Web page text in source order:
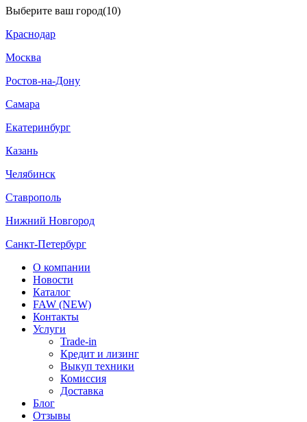
Выберите ваш город(10)
Краснодар
Москва
Ростов-на-Дону
Самара
Екатеринбург
Казань
Челябинск
Ставрополь
Нижний Новгород
Санкт-Петербург
О компании
Новости
Каталог
FAW (NEW)
Контакты
Услуги
Trade-in
Кредит и лизинг
Выкуп техники
Комиссия
Доставка
Блог
Отзывы